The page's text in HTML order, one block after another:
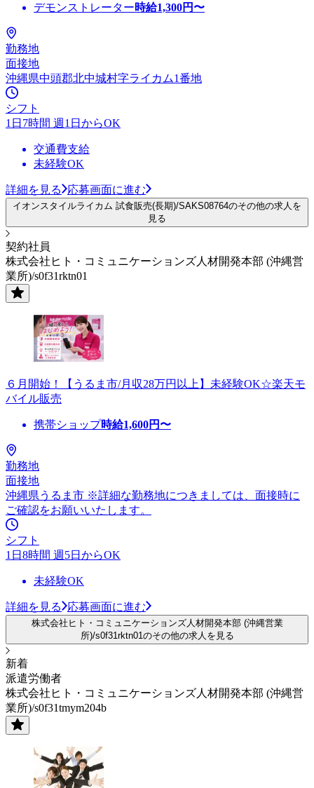
デモンストレーター時給1,300円〜
勤務地
面接地
沖縄県中頭郡北中城村字ライカム1番地
シフト
1日7時間 週1日からOK
交通費支給
未経験OK
詳細を見る 応募画面に進む
イオンスタイルライカム 試食販売(長期)/SAKS08764のその他の求人を
見る
契約社員
株式会社ヒト・コミュニケーションズ人材開発本部 (沖縄営
業所)/s0f31rktn01
６月開始！【うるま市/月収28万円以上】未経験OK☆楽天モ
バイル販売
携帯ショップ時給1,600円〜
勤務地
面接地
沖縄県うるま市 ※詳細な勤務地につきましては、面接時に
ご確認をお願いいたします。
シフト
1日8時間 週5日からOK
未経験OK
詳細を見る 応募画面に進む
株式会社ヒト・コミュニケーションズ人材開発本部 (沖縄営業
所)/s0f31rktn01のその他の求人を見る
新着
派遣労働者
株式会社ヒト・コミュニケーションズ人材開発本部 (沖縄営
業所)/s0f31tmym204b